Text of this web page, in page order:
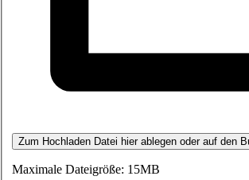
Zum Hochladen Datei hier ablegen oder auf den
Maximale Dateigröße: 15MB